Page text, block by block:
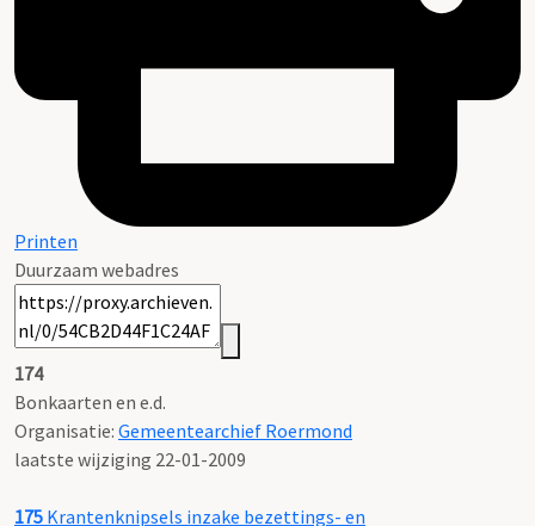
Printen
Duurzaam webadres
174
Bonkaarten en e.d.
Organisatie: Gemeentearchief Roermond
laatste wijziging 22-01-2009
175 Krantenknipsels inzake bezettings- en